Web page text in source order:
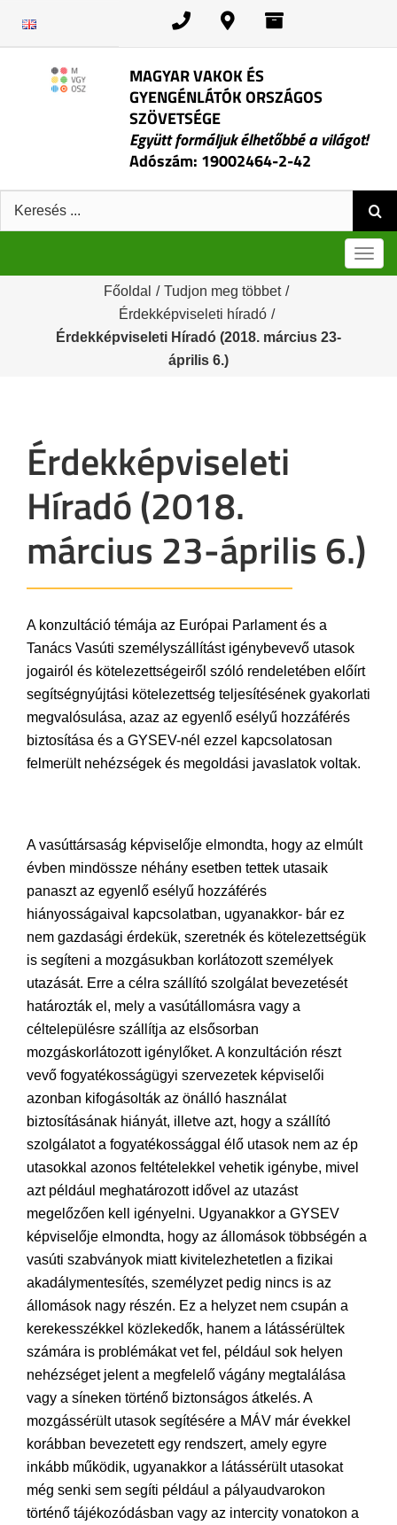
MAGYAR VAKOK ÉS
GYENGÉNLÁTÓK ORSZÁGOS
SZÖVETSÉGE
Együtt formáljuk élhetőbbé a világot!
Adószám: 19002464-2-42
Keresés:
Főoldal / Tudjon meg többet /
Érdekképviseleti híradó /
Érdekképviseleti Híradó (2018. március 23-
április 6.)
Érdekképviseleti
Híradó (2018.
március 23-április 6.)
A konzultáció témája az Európai Parlament és a
Tanács Vasúti személyszállítást igénybevevő utasok
jogairól és kötelezettségeiről szóló rendeletében előírt
segítségnyújtási kötelezettség teljesítésének gyakorlati
megvalósulása, azaz az egyenlő esélyű hozzáférés
biztosítása és a GYSEV-nél ezzel kapcsolatosan
felmerült nehézségek és megoldási javaslatok voltak.
A vasúttársaság képviselője elmondta, hogy az elmúlt
évben mindössze néhány esetben tettek utasaik
panaszt az egyenlő esélyű hozzáférés
hiányosságaival kapcsolatban, ugyanakkor- bár ez
nem gazdasági érdekük, szeretnék és kötelezettségük
is segíteni a mozgásukban korlátozott személyek
utazását. Erre a célra szállító szolgálat bevezetését
határozták el, mely a vasútállomásra vagy a
céltelepülésre szállítja az elsősorban
mozgáskorlátozott igénylőket. A konzultáción részt
vevő fogyatékosságügyi szervezetek képviselői
azonban kifogásolták az önálló használat
biztosításának hiányát, illetve azt, hogy a szállító
szolgálatot a fogyatékossággal élő utasok nem az ép
utasokkal azonos feltételekkel vehetik igénybe, mivel
azt például meghatározott idővel az utazást
megelőzően kell igényelni. Ugyanakkor a GYSEV
képviselője elmondta, hogy az állomások többségén a
vasúti szabványok miatt kivitelezhetetlen a fizikai
akadálymentesítés, személyzet pedig nincs is az
állomások nagy részén. Ez a helyzet nem csupán a
kerekesszékkel közlekedők, hanem a látássérültek
számára is problémákat vet fel, például sok helyen
nehézséget jelent a megfelelő vágány megtalálása
vagy a síneken történő biztonságos átkelés. A
mozgássérült utasok segítésére a MÁV már évekkel
korábban bevezetett egy rendszert, amely egyre
inkább működik, ugyanakkor a látássérült utasokat
még senki sem segíti például a pályaudvarokon
történő tájékozódásban vagy az intercity vonatokon a